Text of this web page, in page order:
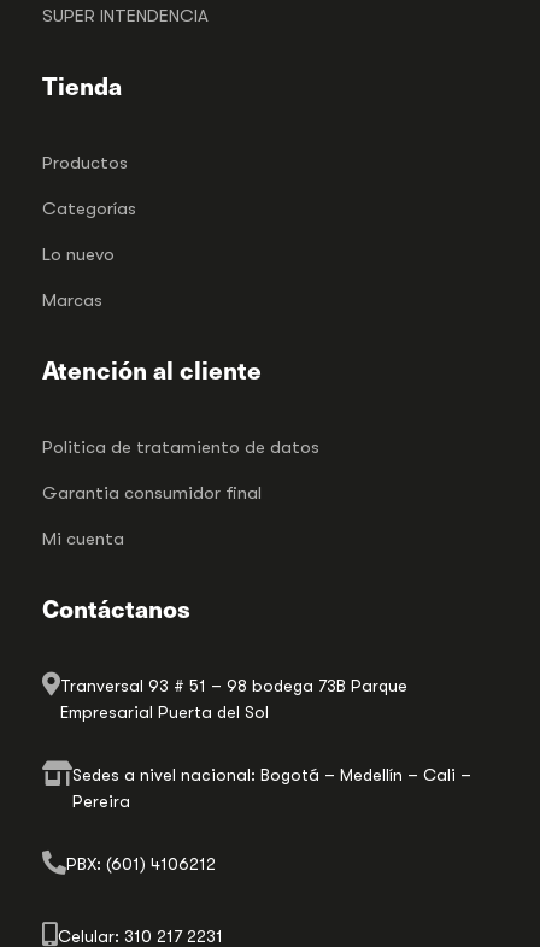
SUPER INTENDENCIA
Tienda
Productos
Categorías
Lo nuevo
Marcas
Atención al cliente
Politica de tratamiento de datos
Garantia consumidor final
Mi cuenta
Contáctanos
Tranversal 93 # 51 – 98 bodega 73B Parque
Empresarial Puerta del Sol
Sedes a nivel nacional: Bogotá – Medellín – Cali –
Pereira
PBX: (601) 4106212
Celular: 310 217 2231